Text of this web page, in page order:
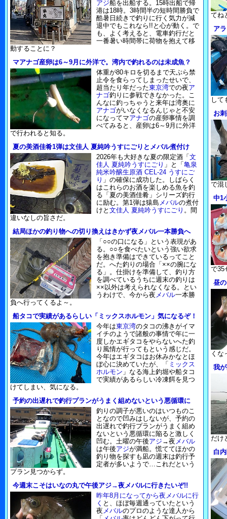
アジ船を出船する。15時出船で帰
港は18時。3時間半の短時間勝負で
酷暑日続きで釣りに行く気力が減
退中でもこれなら!!と心が動く。で
も、よく考えると、電車釣行だと
一番暑い時間帯に荷物を抱えて移
動することに？
マアナゴ産卵は6～9月に外洋で。湾内で釣れるのは未成魚？
体重が80キロを切るまで天ぷら禁
止令を食らってしまったせいで、
超当たり年だった東京湾での夜ア
ナゴ釣りに参戦できなかった。こ
んなに釣っちゃうと来年は湾奥に
アナゴがいなくなるんじゃと不安
になってマアナゴの産卵事情を調
べてみると、産卵は6～9月に外洋
で行われると知る。
夏の美酒佳肴1弾は文佳人 夏純吟うすにごりとメバル煮付け
2026年も大好きな夏の限定酒「 文
佳人 夏純吟うすにごり 」と「 亀泉
純米吟醸生原酒 CEL-24 うすにご
り 」の確保に成功した。しばらく
はこれらのお酒を楽しめる魚を釣
る「夏の美酒佳肴」シリーズ釣行
に励む。第1弾は猿島 メバルの煮付
けと 文佳人 夏純吟うすにごり 。間
違いなしの旨さだ。
結局ほかの釣り物への切り換えはきかず夜メバル一本勝負へ
「○○の口になる」という表現があ
る。○○を食べたいという強い欲求
を抱き準備はできているってこと
だ。へた釣りの場合「××の腕にな
る」。仕掛けを準備して、釣り方
を調べているうちに週末の釣りは
××以外は考えられなくなる。とい
うわけで、今から夜 メバル一本勝
負へ行ってくるよ～。
船タコで実績があるらしい「ミックスホルモン」気になるぞ！
今年は東京湾のタコの沸きがイマ
イチのようで諸般の事情で年に一
度しかエギタコをやらないへた釣
り風情が行ってもという感じだ。
今年はエギタコはお休みかなとほ
ぼ心に決めていたが、「 ミックス
ホルモン 」なる海上釣堀や船タコ
で実績があるらしい冷凍餌を見つ
けてしまい、気になる。
予約の出遅れで釣行プランがうまく組めないという悪循環に
釣りの調子が悪いのはいつものこ
となので凹みはしないが、予約の
出遅れで釣行プランがうまく組め
ないという悪循環に陥ると激しく
凹む。土曜の午後アジ →夜 メバル
は午後アジが満船。慌ててほかの
釣り物を探すも凪の週末は釣行予
定者が多いようで…これだという
プラン見つからず。
今週末こそはいなの丸で午後アジ→夜メバルに行きたいぞ!!
昨年8月になってから夜メバルに行
く と、ほぼ毎週通っていたという
夜 メバルのプロのような達人から
てね
ア
して
お
で混
中1
で35
昼
くな
我
だけ
白